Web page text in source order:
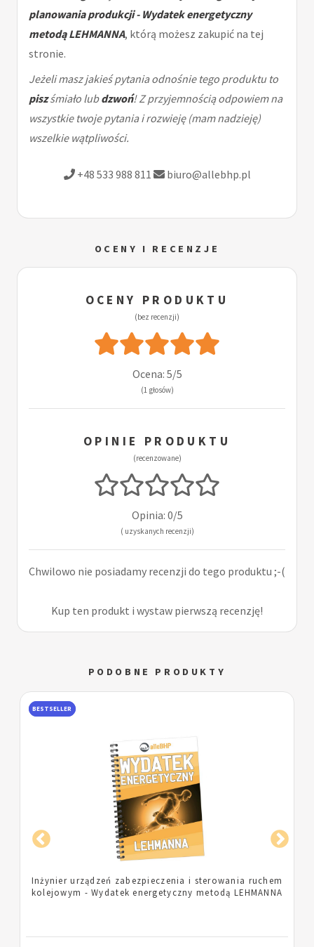
planowania produkcji - Wydatek energetyczny
metodą LEHMANNA, którą możesz zakupić na tej
stronie.
Jeżeli masz jakieś pytania odnośnie tego produktu to
piszśmiało lubdzwoń! Z przyjemnością odpowiem na
wszystkie twoje pytania i rozwieję (mam nadzieję)
wszelkie wątpliwości.
+48 533 988 811 biuro@allebhp.pl
OCENY I RECENZJE
OCENY PRODUKTU
(bez recenzji)
Ocena: 5/5
(1 głosów)
OPINIE PRODUKTU
(recenzowane)
Opinia: 0/5
( uzyskanych recenzji)
Chwilowo nie posiadamy recenzji do tego produktu ;-(
Kup ten produkt i wystaw pierwszą recenzję!
PODOBNE PRODUKTY
BESTSELLER
Pielęgniarka - Wydatek energetyczny metodą
LEHMANNA